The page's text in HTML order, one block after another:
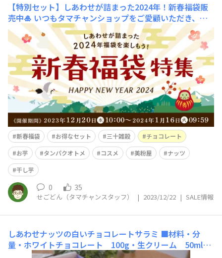
【特別セット】しあわせが詰まった2024年！新春福袋販
売中🎍 いつもタマチャンショップをご愛顧いただき、あ
りがとうございます♪スタッフのせごどんです。12月も気
づけば後半に入り、年末まで残りわずかとなりましたね💦
つい先日タマフェスが終わった気分で、なんだかソワソワ
してしまう今日この頃です。みなさんはお正月に「福袋」
を購入されますか？自分は妻と大好きな「ちいかわ
新春福袋 お得なセット 三十雑穀
チョコレート
お芋
タンパクオトメ コスメ 美粉屋
ナッツ
干し芋
0 35
せごどん（タマチャンスタッフ） | 2023/12/22 | SALE情報
しあわせナッツの白いチョコレートサラミ ■材料・分
量・ホワイトチョコレート 100g・生クリーム 50ml・
しあわせナッツ、ビスケット、ドライフルーツ 合わせて